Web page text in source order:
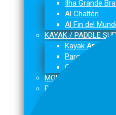
Ilha Grande
Al Chaltén
Al Fin del
KAYAK / PADDLE SUP
Kayak Arroyo
Parque del
Ciudad de la
MOUNTAIN BIKE
RAPPEL / ESCALADA
Trekking /
Escalada en